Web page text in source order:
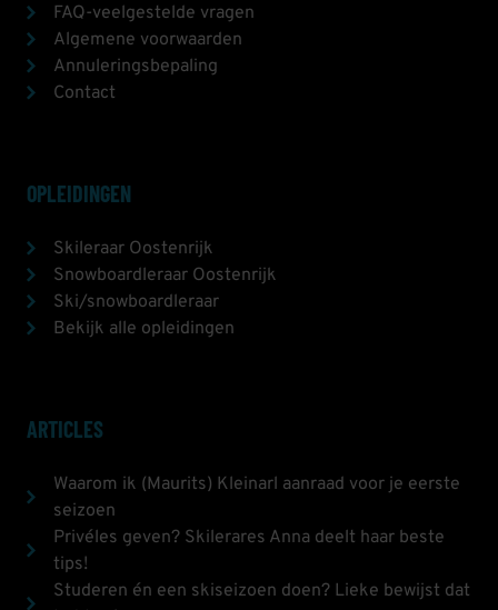
FAQ-veelgestelde vragen
Algemene voorwaarden
Annuleringsbepaling
Contact
OPLEIDINGEN
Skileraar Oostenrijk
Snowboardleraar Oostenrijk
Ski/snowboardleraar
Bekijk alle opleidingen
ARTICLES
Waarom ik (Maurits) Kleinarl aanraad voor je eerste
seizoen
Privéles geven? Skilerares Anna deelt haar beste
tips!
Studeren én een skiseizoen doen? Lieke bewijst dat